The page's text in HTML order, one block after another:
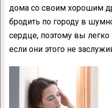
дома со своим хорошим
бродить по городу в
сердце, поэтому вы
если они этого не